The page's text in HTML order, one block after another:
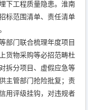
下工程质量隐患。淮南
标范围清单、责任清单
部门联合梳理年度项目
货物采购等必招范畴杜
拆分项目、虚假应急等
主管部门抢险批复；责
用评级挂钩，对违规者